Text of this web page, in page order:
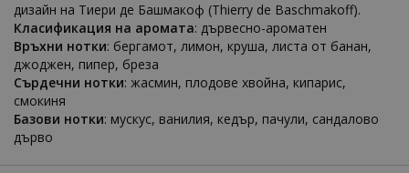
дизайн на Тиери де Башмакоф (Thierry de Baschmakoff).
Класификация на аромата: дървесно-ароматен
Връхни нотки: бергамот, лимон, круша, листа от банан,
джоджен, пипер, бреза
Сърдечни нотки: жасмин, плодове хвойна, кипарис,
смокиня
Базови нотки: мускус, ванилия, кедър, пачули, сандалово
дърво